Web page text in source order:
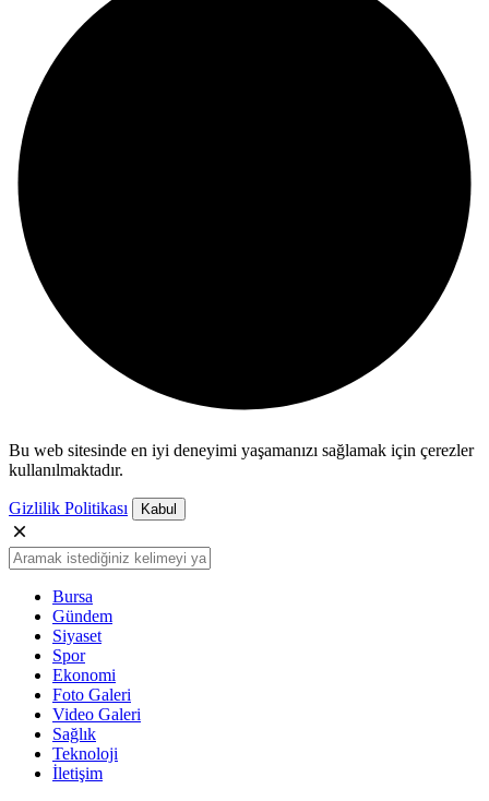
Bu web sitesinde en iyi deneyimi yaşamanızı sağlamak için çerezler
kullanılmaktadır.
Gizlilik Politikası Kabul
Bursa
Gündem
Siyaset
Spor
Ekonomi
Foto Galeri
Video Galeri
Sağlık
Teknoloji
İletişim